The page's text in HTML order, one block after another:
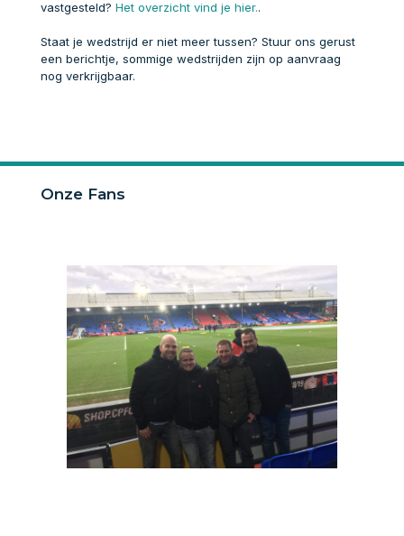
vastgesteld? Het overzicht vind je hier..
Staat je wedstrijd er niet meer tussen? Stuur ons gerust
een berichtje, sommige wedstrijden zijn op aanvraag
nog verkrijgbaar.
Onze Fans